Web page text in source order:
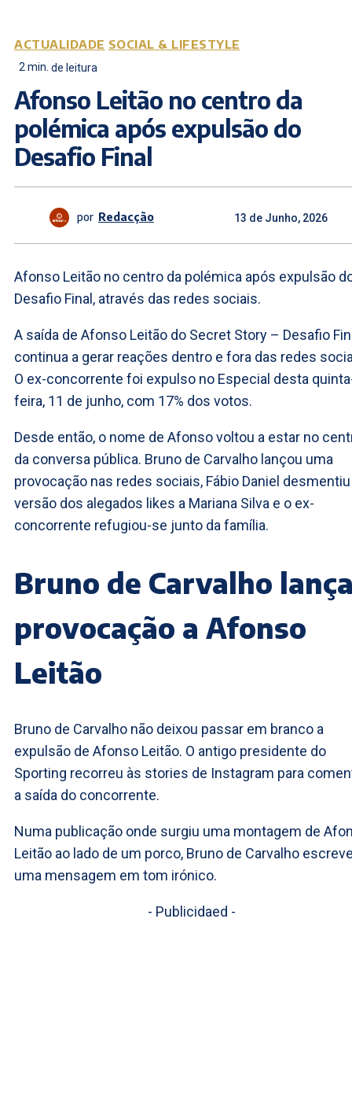
ACTUALIDADE SOCIAL & LIFESTYLE
2min. de leitura
Afonso Leitão no centro da
polémica após expulsão do
Desafio Final
por Redacção 13 de Junho, 2026
Afonso Leitão no centro da polémica após expulsão
Desafio Final, através das redes sociais.
A saída de Afonso Leitão do Secret Story – Desafio
continua a gerar reações dentro e fora das redes
O ex-concorrente foi expulso no Especial desta
feira, 11 de junho, com 17% dos votos.
Desde então, o nome de Afonso voltou a estar no
da conversa pública. Bruno de Carvalho lançou uma
provocação nas redes sociais, Fábio Daniel desmentiu
versão dos alegados likes a Mariana Silva e o ex-
concorrente refugiou-se junto da família.
Bruno de Carvalho
provocação a Afonso
Leitão
Bruno de Carvalho não deixou passar em branco a
expulsão de Afonso Leitão. O antigo presidente do
Sporting recorreu às stories de Instagram para
a saída do concorrente.
Numa publicação onde surgiu uma montagem de
Leitão ao lado de um porco, Bruno de Carvalho
uma mensagem em tom irónico.
- Publicidaed -